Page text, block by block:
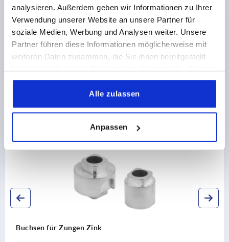
analysieren. Außerdem geben wir Informationen zu Ihrer
Verwendung unserer Website an unsere Partner für
soziale Medien, Werbung und Analysen weiter. Unsere
Partner führen diese Informationen möglicherweise mit
weiteren Daten zusammen, die Sie ihnen bereitgestellt
gesammelt haben.
Alle zulassen
Anpassen
CAD
DOWNLOADS
Andere Kunden kauften auch
K2273
Buchsen für Zungen Zink